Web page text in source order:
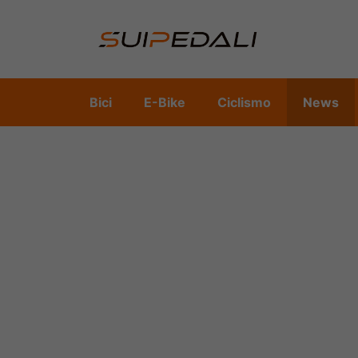
Bici E-Bike Ciclismo News